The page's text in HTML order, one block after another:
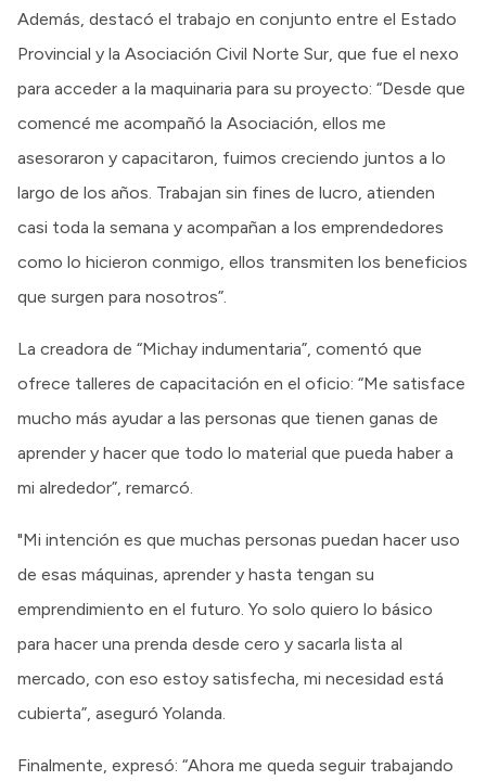
Además, destacó el trabajo en conjunto entre el Estado
Provincial y la Asociación Civil Norte Sur, que fue el nexo
para acceder a la maquinaria para su proyecto: “Desde que
comencé me acompañó la Asociación, ellos me
asesoraron y capacitaron, fuimos creciendo juntos a lo
largo de los años. Trabajan sin fines de lucro, atienden
casi toda la semana y acompañan a los emprendedores
como lo hicieron conmigo, ellos transmiten los beneficios
que surgen para nosotros”.
La creadora de “Michay indumentaria”, comentó que
ofrece talleres de capacitación en el oficio: “Me satisface
mucho más ayudar a las personas que tienen ganas de
aprender y hacer que todo lo material que pueda haber a
mi alrededor”, remarcó.
"Mi intención es que muchas personas puedan hacer uso
de esas máquinas, aprender y hasta tengan su
emprendimiento en el futuro. Yo solo quiero lo básico
para hacer una prenda desde cero y sacarla lista al
mercado, con eso estoy satisfecha, mi necesidad está
cubierta”, aseguró Yolanda.
Finalmente, expresó: “Ahora me queda seguir trabajando